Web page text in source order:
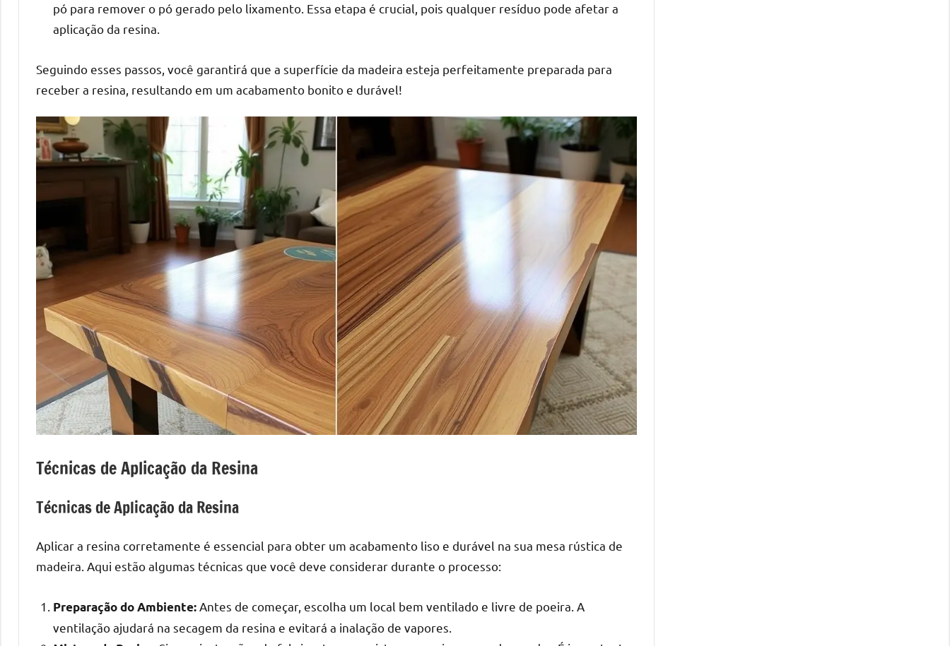
e
resinadas.
pó para remover o pó gerado pelo lixamento. Essa etapa é crucial, pois qualquer resíduo pode afetar a
aplicação da resina.
Seguindo esses passos, você garantirá que a superfície da madeira esteja perfeitamente preparada para
receber a resina, resultando em um acabamento bonito e durável!
Técnicas de Aplicação da Resina
Técnicas de Aplicação da Resina
Aplicar a resina corretamente é essencial para obter um acabamento liso e durável na sua mesa rústica de
madeira. Aqui estão algumas técnicas que você deve considerar durante o processo:
Preparação do Ambiente: Antes de começar, escolha um local bem ventilado e livre de poeira. A
ventilação ajudará na secagem da resina e evitará a inalação de vapores.